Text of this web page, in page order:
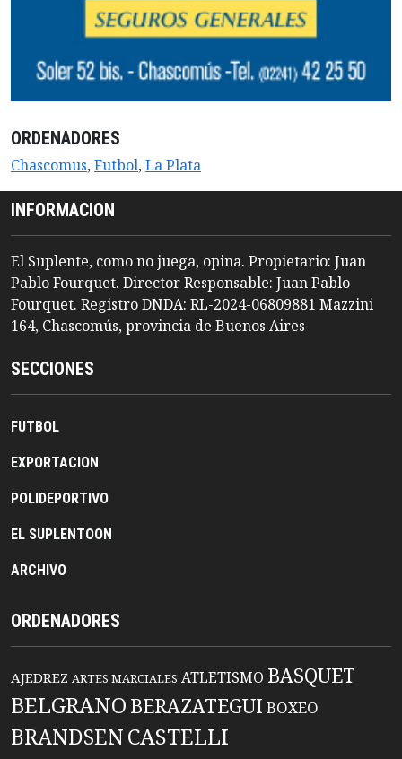
ORDENADORES
Chascomus,Futbol,La Plata
INFORMACION
El Suplente, como no juega, opina. Propietario: Juan
Pablo Fourquet. Director Responsable: Juan Pablo
Fourquet. Registro DNDA: RL-2024-06809881 Mazzini
164, Chascomús, provincia de Buenos Aires
SECCIONES
FUTBOL
EXPORTACION
POLIDEPORTIVO
EL SUPLENTOON
ARCHIVO
ORDENADORES
AJEDREZ ARTES MARCIALES ATLETISMO BASQUET
BELGRANO BERAZATEGUIBOXEO
BRANDSENCASTELLI